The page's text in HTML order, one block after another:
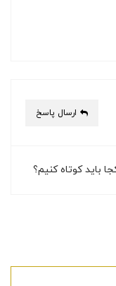
ارسال پاسخ
باید کوتاه کنیم؟